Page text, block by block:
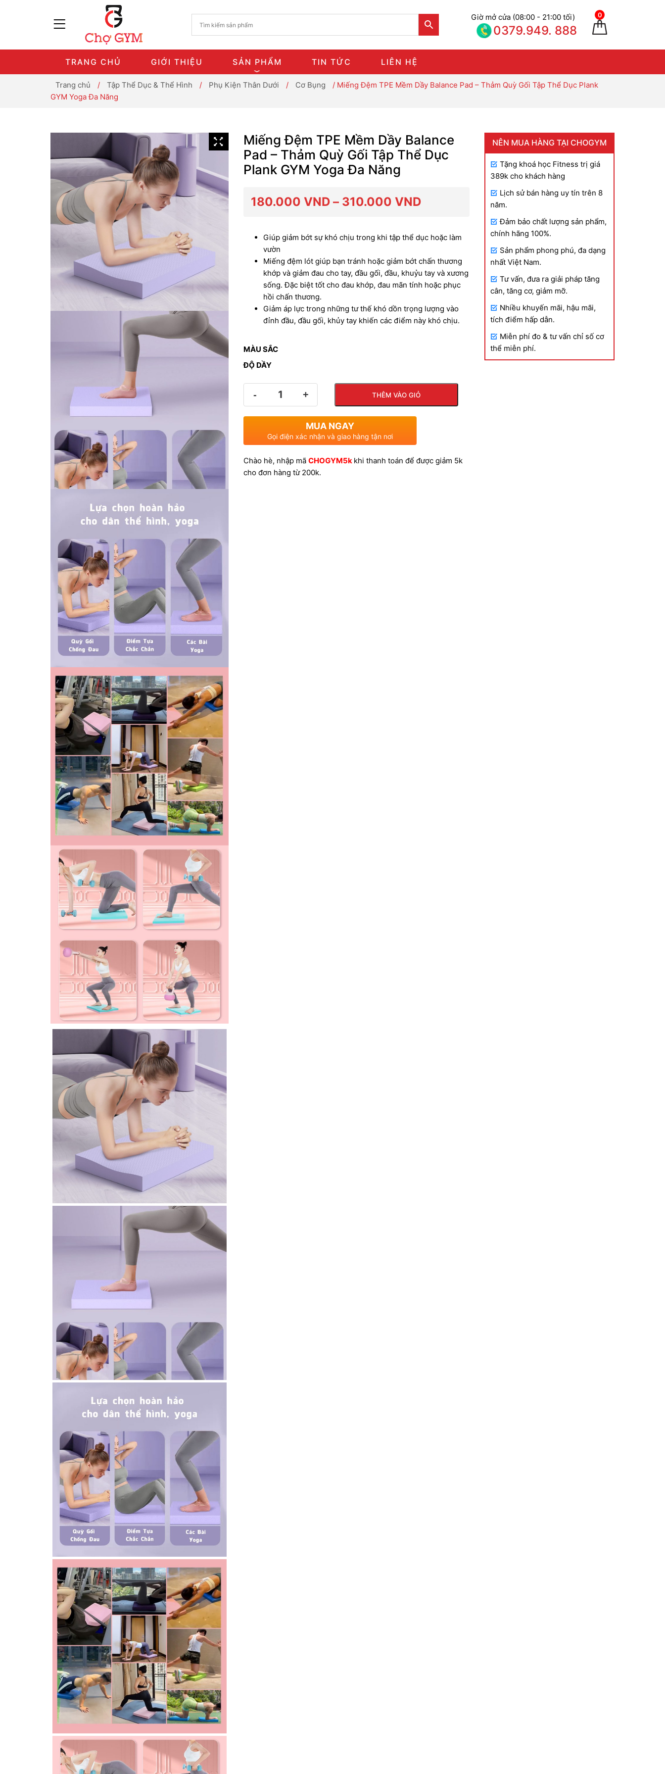
Giờ mở cửa (08:00 - 21:00 tối)
0379.949. 888
0
TRANG CHỦ GIỚI THIỆU SẢN PHẨM TIN TỨC LIÊN HỆ
Trang chủ / Tập Thể Dục & Thể Hình / Phụ Kiện Thân Dưới / Cơ Bụng
/ Miếng Đệm TPE Mềm Dầy Balance Pad – Thảm Quỳ Gối Tập Thể Dục Plank
GYM Yoga Đa Năng
Miếng Đệm TPE Mềm Dầy Balance
Pad – Thảm Quỳ Gối Tập Thể Dục
Plank GYM Yoga Đa Năng
180.000 VND – 310.000 VNDKhoảng
giá:
từ
180.000 VND
đến
310.000 VND
Giúp giảm bớt sự khó chịu trong khi tập thể dục hoặc làm
vườn
Miếng đệm lót giúp bạn tránh hoặc giảm bớt chấn thương
khớp và giảm đau cho tay, đầu gối, đầu, khuỷu tay và xương
sống. Đặc biệt tốt cho đau khớp, đau mãn tính hoặc phục
hồi chấn thương.
Giảm áp lực trong những tư thế khó dồn trọng lượng vào
đỉnh đầu, đầu gối, khủy tay khiến các điểm này khó chịu.
MÀU SẮC
ĐỘ DẦY
THÊM VÀO GIỎ
MUA NGAY
Gọi điện xác nhận và giao hàng tận nơi
Chào hè, nhập mã CHOGYM5k khi thanh toán để được giảm 5k
cho đơn hàng từ 200k.
NÊN MUA HÀNG TẠI CHOGYM
Tặng khoá học Fitness trị giá
389k cho khách hàng
Lịch sử bán hàng uy tín trên 8
năm.
Đảm bảo chất lượng sản phẩm,
chính hãng 100%.
Sản phẩm phong phú, đa dạng
nhất Việt Nam.
Tư vấn, đưa ra giải pháp tăng
cân, tăng cơ, giảm mỡ.
Nhiều khuyến mãi, hậu mãi,
tích điểm hấp dẫn.
Miễn phí đo & tư vấn chỉ số cơ
thể miễn phí.